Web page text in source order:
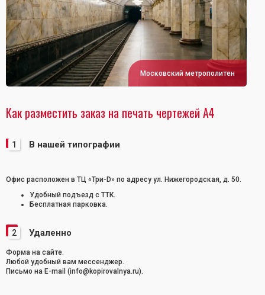
Московский метрополитен
Как разместить заказ на печать чертежей А4
1 В нашей типографии
Офис расположен в ТЦ «Три-D» по адресу ул. Нижегородская, д. 50.
Удобный подъезд с ТТК.
Бесплатная парковка.
2 Удаленно
Форма на сайте.
Любой удобный вам мессенджер.
Письмо на E-mail (info@kopirovalnya.ru).